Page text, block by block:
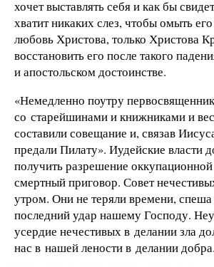
хочет выставлять себя и как бы
хватит никаких слез, чтобы омыть
любовь Христова, только Христова
восстановить его после такого
и апостольском достоинстве.
«Немедленно поутру
со старейшинами и книжниками и
составили совещание и, связав
предали Пилату». Иудейские власти
получить разрешение оккупационной
смертный приговор. Совет
утром. Они не теряли времени, спеша
последний удар нашему Господу.
усердие нечестивых в делании зла
нас в нашей лености в делании добра.